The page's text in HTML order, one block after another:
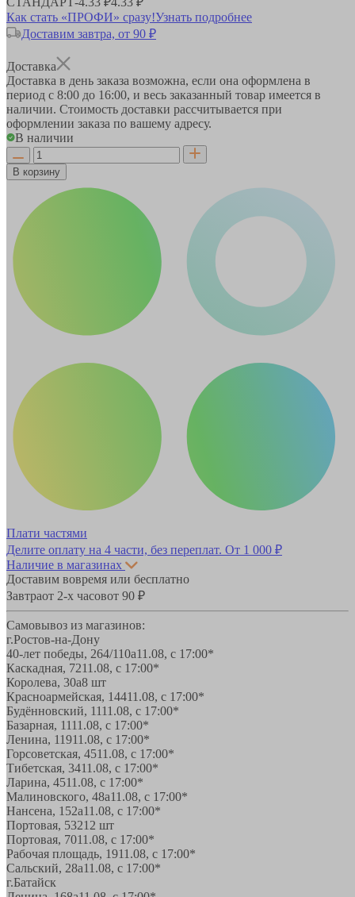
Как стать «ПРОФИ» сразу!Узнать подробнее
Доставим завтра, от 90 ₽
Доставка
Доставка в день заказа возможна, если она оформлена в
период с 8:00 до 16:00, и весь заказанный товар имеется в
наличии. Стоимость доставки рассчитывается при
оформлении заказа по вашему адресу.
В наличии
В корзину
Плати частями
Делите оплату на 4 части, без переплат. От 1 000 ₽
Наличие в магазинах
Доставим вовремя или бесплатно
Завтраот 2-х часовот 90 ₽
Самовывоз из магазинов:
г.Ростов-на-Дону
40-лет победы, 264/110а11.08, с 17:00*
Каскадная, 7211.08, с 17:00*
Королева, 30а8 шт
Красноармейская, 14411.08, с 17:00*
Будённовский, 1111.08, с 17:00*
Базарная, 1111.08, с 17:00*
Ленина, 11911.08, с 17:00*
Горсоветская, 4511.08, с 17:00*
Тибетская, 3411.08, с 17:00*
Ларина, 4511.08, с 17:00*
Малиновского, 48а11.08, с 17:00*
Нансена, 152а11.08, с 17:00*
Портовая, 53212 шт
Портовая, 7011.08, с 17:00*
Рабочая площадь, 1911.08, с 17:00*
Сальский, 28a11.08, с 17:00*
г.Батайск